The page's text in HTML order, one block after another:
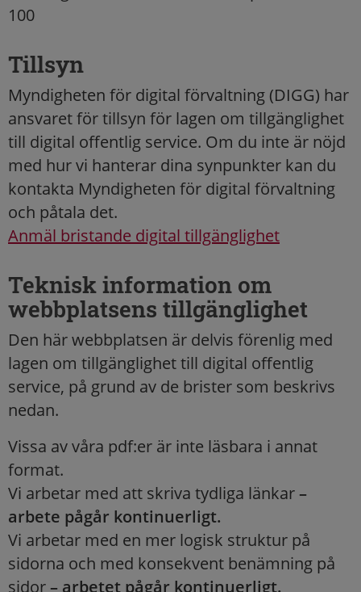
100
Tillsyn
Myndigheten för digital förvaltning (DIGG) har
ansvaret för tillsyn för lagen om tillgänglighet
till digital offentlig service. Om du inte är nöjd
med hur vi hanterar dina synpunkter kan du
kontakta Myndigheten för digital förvaltning
och påtala det.
Anmäl bristande digital tillgänglighet
Teknisk information om
webbplatsens tillgänglighet
Den här webbplatsen är delvis förenlig med
lagen om tillgänglighet till digital offentlig
service, på grund av de brister som beskrivs
nedan.
Vissa av våra pdf:er är inte läsbara i annat
format.
Vi arbetar med att skriva tydliga länkar –
arbete pågår kontinuerligt.
Vi arbetar med en mer logisk struktur på
sidorna och med konsekvent benämning på
sidor – arbetet pågår kontinuerligt.